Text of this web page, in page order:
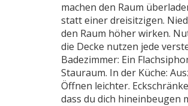
machen den Raum
statt einer dreisitzigen.
den Raum höher wirken.
die Decke nutzen jede
Badezimmer: Ein
Stauraum. In der Küche:
Öffnen leichter.
dass du dich hineinbeugen